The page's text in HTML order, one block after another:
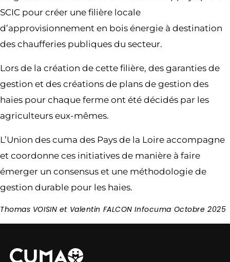
SCIC pour créer une filière locale
d’approvisionnement en bois énergie à destination
des chaufferies publiques du secteur.
Lors de la création de cette filière, des garanties de
gestion et des créations de plans de gestion des
haies pour chaque ferme ont été décidés par les
agriculteurs eux-mêmes.
L’Union des cuma des Pays de la Loire accompagne
et coordonne ces initiatives de manière à faire
émerger un consensus et une méthodologie de
gestion durable pour les haies.
Thomas VOISIN et Valentin FALCON Infocuma Octobre 2025